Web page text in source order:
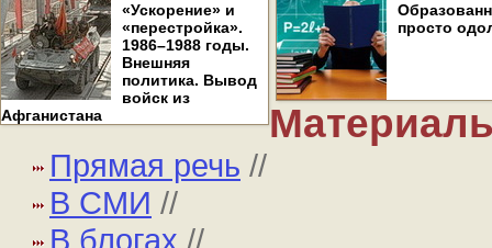
«Ускорение» и
«перестройка».
1986–1988 годы.
Внешняя
политика. Вывод
войск из
Афганистана
просто
Прямая речь //
В СМИ //
В блогах //